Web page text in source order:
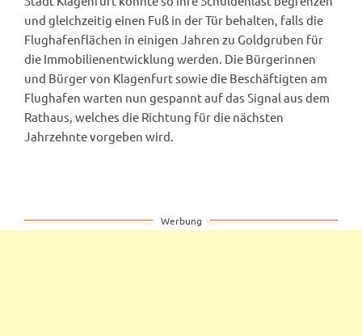
und gleichzeitig einen Fuß in der Tür behalten, falls die
Flughafenflächen in einigen Jahren zu Goldgruben für
die Immobilienentwicklung werden. Die Bürgerinnen
und Bürger von Klagenfurt sowie die Beschäftigten am
Flughafen warten nun gespannt auf das Signal aus dem
Rathaus, welches die Richtung für die nächsten
Jahrzehnte vorgeben wird.
Werbung